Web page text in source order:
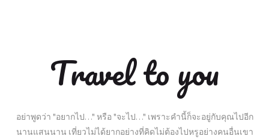
Travel to you
อย่าพูดว่า "อยากไป…" หรือ "จะไป…" เพราะคำนี้ก็จะอยู่กับคุณไปอีก
นานแสนนาน เที่ยวไม่ได้ยากอย่างที่คิดไม่ต้องไปหรูอย่างคนอื่นเขา